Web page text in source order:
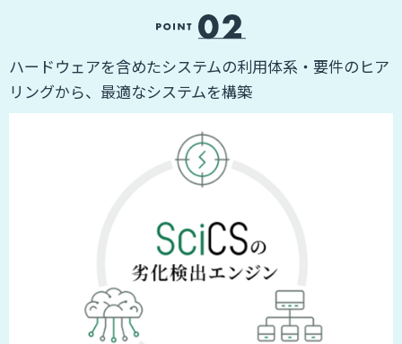
ハードウェアを含めたシステムの利用体系・要件のヒア
リングから、最適なシステムを構築